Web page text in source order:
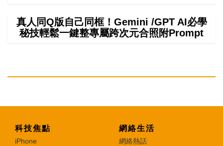
真人同Q版自己同框！Gemini /GPT AI必學
秘技輕鬆一鍵整專屬跨次元合照附Prompt
科技焦點
iPhone
網絡生活
網絡熱話